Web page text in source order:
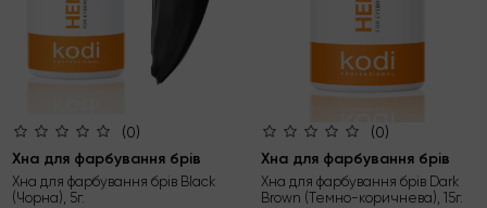
(0)
Хна для фарбування брів
Хна для фарбування брів Black
(Чорна), 5г.
(0)
Хна для фарбування брів
Хна для фарбування брів Dark
Brown (Темно-коричнева), 15г.